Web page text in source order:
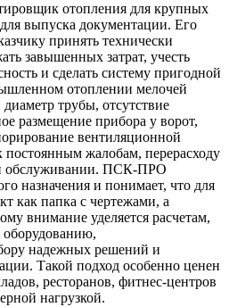
отопления для крупных
выпуска документации. Его
принять технически
завышенных затрат, учесть
и сделать систему пригодной
отоплении мелочей
трубы, отсутствие
размещение прибора у ворот,
вентиляционной
постоянным жалобам, перерасходу
обслуживании. ПСК-ПРО
назначения и понимает, что для
как папка с чертежами, а
внимание уделяется расчетам,
оборудованию,
надежных решений и
Такой подход особенно ценен
ресторанов, фитнес-центров
нагрузкой.